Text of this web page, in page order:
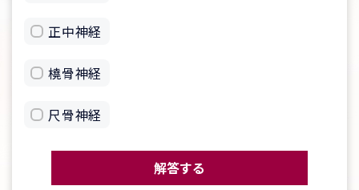
正中神経
橈骨神経
尺骨神経
解答する